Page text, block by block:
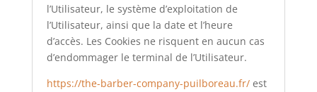
l’Utilisateur, le système d’exploitation de
l’Utilisateur, ainsi que la date et l’heure
d’accès. Les Cookies ne risquent en aucun cas
d’endommager le terminal de l’Utilisateur.
https://the-barber-company-puilboreau.fr/est